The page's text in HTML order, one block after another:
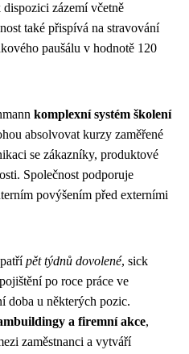
zázemí včetně
také přispívá na stravování
paušálu v hodnotě 120
komplexní systém školení
absolvovat kurzy zaměřené
se zákazníky, produktové
Společnost podporuje
povýšením před externími
pět týdnů dovolené, sick
po roce práce ve
doba u některých pozic.
a firemní akce,
zaměstnanci a vytváří